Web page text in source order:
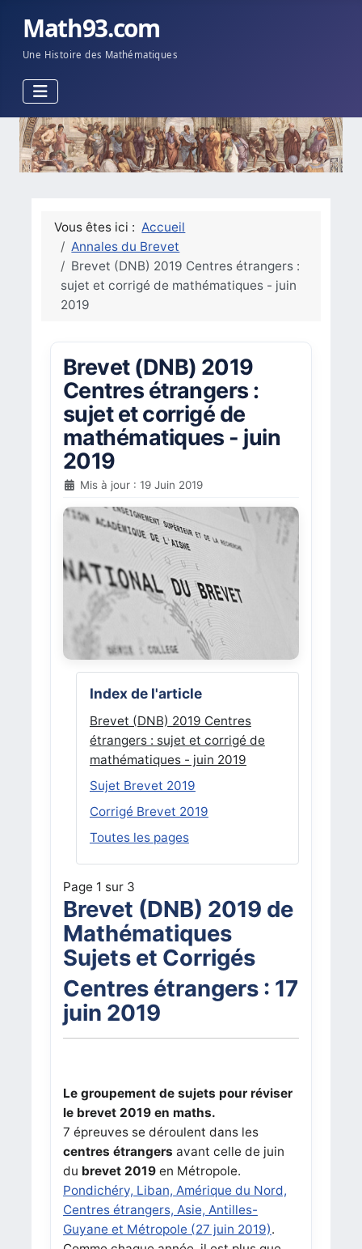
Math93.com
Une Histoire des Mathématiques
Vous êtes ici : Accueil
Annales du Brevet
Brevet (DNB) 2019 Centres étrangers :
sujet et corrigé de mathématiques - juin
2019
Brevet (DNB) 2019
Centres étrangers :
sujet et corrigé de
mathématiques - juin
2019
Mis à jour : 19 Juin 2019
Index de l'article
Brevet (DNB) 2019 Centres
étrangers : sujet et corrigé de
mathématiques - juin 2019
Sujet Brevet 2019
Corrigé Brevet 2019
Toutes les pages
Page 1 sur 3
Brevet (DNB) 2019 de
Mathématiques
Sujets et Corrigés
Centres étrangers : 17
juin 2019
Le groupement de sujets pour réviser
le brevet 2019 en maths.
7 épreuves se déroulent dans les
centres étrangers avant celle de juin
du brevet 2019en Métropole.
Pondichéry, Liban, Amérique du Nord,
Centres étrangers, Asie, Antilles-
Guyane et Métropole (27 juin 2019).